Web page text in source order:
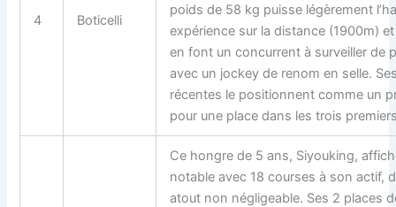
4 Boticelli
poids de 58 kg puisse légèrement
expérience sur la distance (1900m)
en font un concurrent à surveiller de
avec un jockey de renom en selle.
récentes le positionnent comme un
pour une place dans les trois
Ce hongre de 5 ans, Siyouking,
notable avec 18 courses à son actif,
atout non négligeable. Ses 2 places